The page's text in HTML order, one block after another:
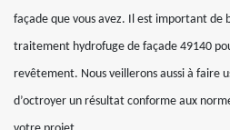
façade que vous avez. Il est important de
traitement hydrofuge de façade 49140
revêtement. Nous veillerons aussi à faire
d’octroyer un résultat conforme aux